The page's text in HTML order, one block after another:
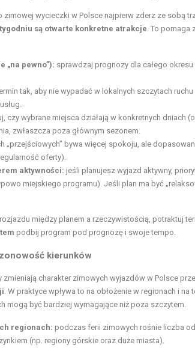
zimowej wycieczki w Polsce najpierw zderz ze sobą
są otwarte konkretne atrakcje . To
„na pewno”): sprawdzaj prognozy dla całego
tak, aby nie wypadać w lokalnych szczytach
czy wybrane miejsca działają w konkretnych dniach
zwłaszcza poza głównym sezonem.
„przejściowych” bywa więcej spokoju, ale
oferty).
aktywności: jeśli planujesz wyjazd aktywny,
miejskiego programu). Jeśli plan ma być
między planem a rzeczywistością, potraktuj
podbij program pod prognozę i swoje tempo.
kierunków
zmieniają charakter zimowych wyjazdów w Polsce
. W praktyce wpływa to na obłożenie w regionach i
mogą być bardziej wymagające niż poza szczytem.
regionach: podczas ferii zimowych rośnie liczba
(np. regiony górskie oraz duże miasta).